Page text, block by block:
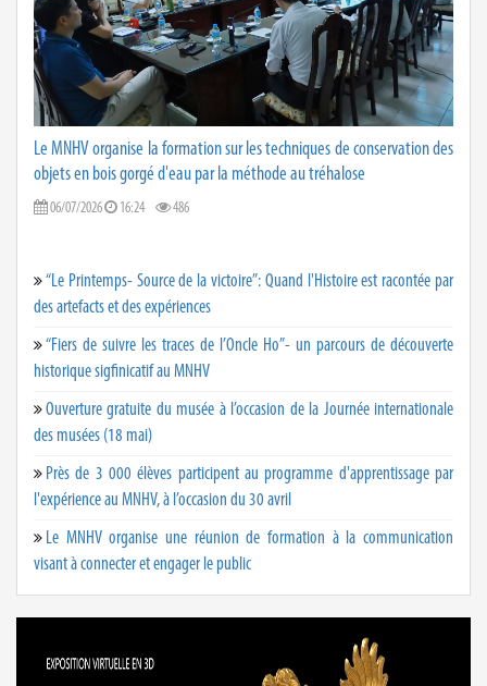
Le MNHV organise la formation sur les techniques de conservation des
objets en bois gorgé d'eau par la méthode au tréhalose
06/07/2026 16:24 486
“Le Printemps- Source de la victoire”: Quand l'Histoire est racontée par
des artefacts et des expériences
“Fiers de suivre les traces de l’Oncle Ho”- un parcours de découverte
historique sigfinicatif au MNHV
Ouverture gratuite du musée à l’occasion de la Journée internationale
des musées (18 mai)
Près de 3 000 élèves participent au programme d'apprentissage par
l'expérience au MNHV, à l’occasion du 30 avril
Le MNHV organise une réunion de formation à la communication
visant à connecter et engager le public